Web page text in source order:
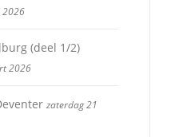
2026
(deel 1/2)
2026
zaterdag 21